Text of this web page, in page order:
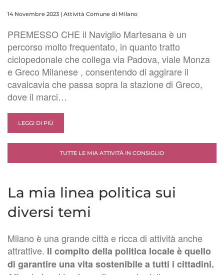
14 Novembre 2023 | Attività Comune di Milano
PREMESSO CHE il Naviglio Martesana è un
percorso molto frequentato, in quanto tratto
ciclopedonale che collega via Padova, viale Monza
e Greco Milanese , consentendo di aggirare il
cavalcavia che passa sopra la stazione di Greco,
dove il marci…
LEGGI DI PIÙ
TUTTE LE MIA ATTIVITÀ IN CONSIGLIO
La mia linea politica sui
diversi temi
Milano è una grande città e ricca di attività anche
attrattive. Il compito della politica locale è quello
di garantire una vita sostenibile a tutti i cittadini.